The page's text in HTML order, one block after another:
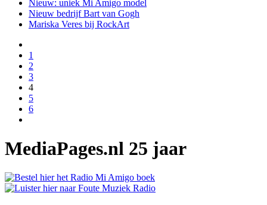
Nieuw: uniek Mi Amigo model
Nieuw bedrijf Bart van Gogh
Mariska Veres bij RockArt
1
2
3
4
5
6
MediaPages.nl 25 jaar